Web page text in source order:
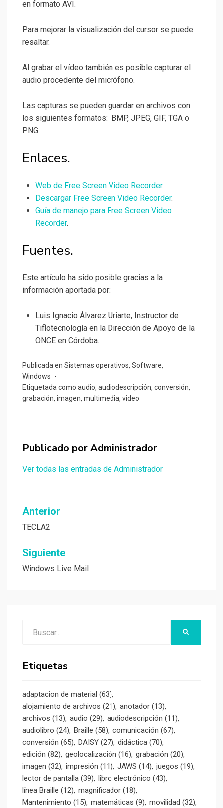
en formato AVI.
Para mejorar la visualización del cursor se puede
resaltar.
Al grabar el vídeo también es posible capturar el
audio procedente del micrófono.
Las capturas se pueden guardar en archivos con
los siguientes formatos: BMP, JPEG, GIF, TGA o
PNG.
Enlaces.
Web de Free Screen Video Recorder.
Descargar Free Screen Video Recorder.
Guía de manejo para Free Screen Video
Recorder.
Fuentes.
Este artículo ha sido posible gracias a la
información aportada por:
Luis Ignacio Álvarez Uriarte, Instructor de
Tiflotecnología en la Dirección de Apoyo de la
ONCE en Córdoba.
Publicada en Sistemas operativos, Software,
Windows
Etiquetada como audio, audiodescripción, conversión,
grabación, imagen, multimedia, video
Publicado porAdministrador
Ver todas las entradas de Administrador
Navegación
de
entradas
Anterior
TECLA2
Siguiente
Windows Live Mail
Etiquetas
adaptacion de material (63)
alojamiento de archivos (21) anotador (13)
archivos (13) audio (29) audiodescripción (11)
audiolibro (24) Braille (58) comunicación (67)
conversión (65) DAISY (27) didáctica (70)
edición (82) geolocalización (16) grabación (20)
imagen (32) impresión (11) JAWS (14) juegos (19)
lector de pantalla (39) libro electrónico (43)
línea Braille (12) magnificador (18)
Mantenimiento (15) matemáticas (9) movilidad (32)